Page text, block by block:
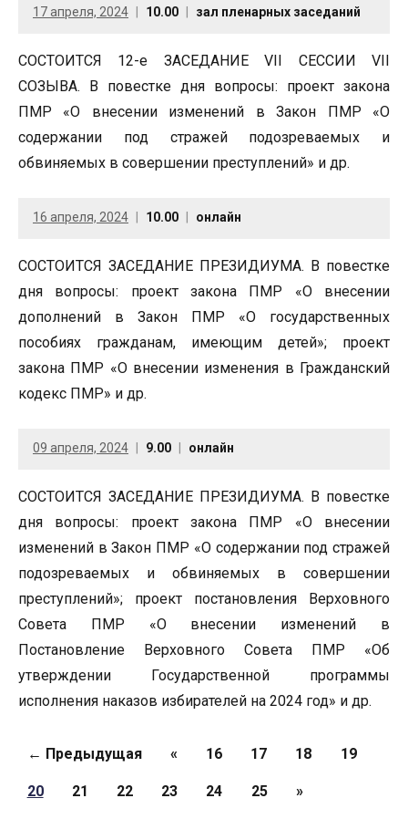
17 апреля, 2024 10.00 зал пленарных заседаний
СОСТОИТСЯ 12-е ЗАСЕДАНИЕ VII СЕССИИ VII
СОЗЫВА. В повестке дня вопросы: проект закона
ПМР «О внесении изменений в Закон ПМР «О
содержании под стражей подозреваемых и
обвиняемых в совершении преступлений» и др.
16 апреля, 2024 10.00 онлайн
СОСТОИТСЯ ЗАСЕДАНИЕ ПРЕЗИДИУМА. В повестке
дня вопросы: проект закона ПМР «О внесении
дополнений в Закон ПМР «О государственных
пособиях гражданам, имеющим детей»; проект
закона ПМР «О внесении изменения в Гражданский
кодекс ПМР» и др.
09 апреля, 2024 9.00 онлайн
СОСТОИТСЯ ЗАСЕДАНИЕ ПРЕЗИДИУМА. В повестке
дня вопросы: проект закона ПМР «О внесении
изменений в Закон ПМР «О содержании под стражей
подозреваемых и обвиняемых в совершении
преступлений»; проект постановления Верховного
Совета ПМР «О внесении изменений в
Постановление Верховного Совета ПМР «Об
утверждении Государственной программы
исполнения наказов избирателей на 2024 год» и др.
Страницы
← Предыдущая « 16 17 18 19
20 21 22 23 24 25 »